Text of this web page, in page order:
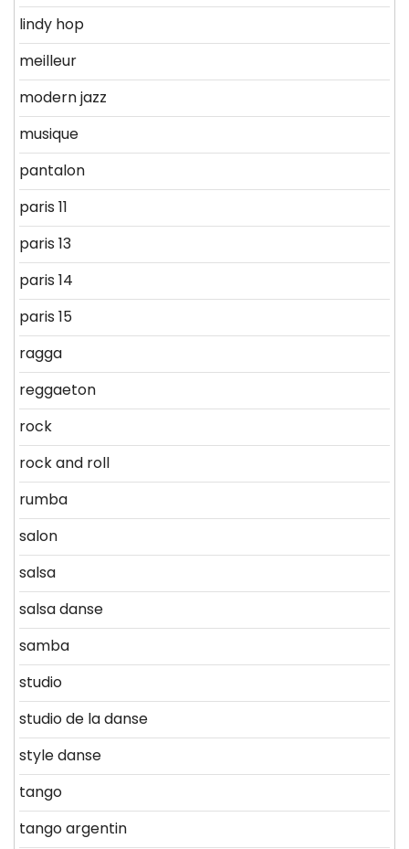
lindy hop
meilleur
modern jazz
musique
pantalon
paris 11
paris 13
paris 14
paris 15
ragga
reggaeton
rock
rock and roll
rumba
salon
salsa
salsa danse
samba
studio
studio de la danse
style danse
tango
tango argentin